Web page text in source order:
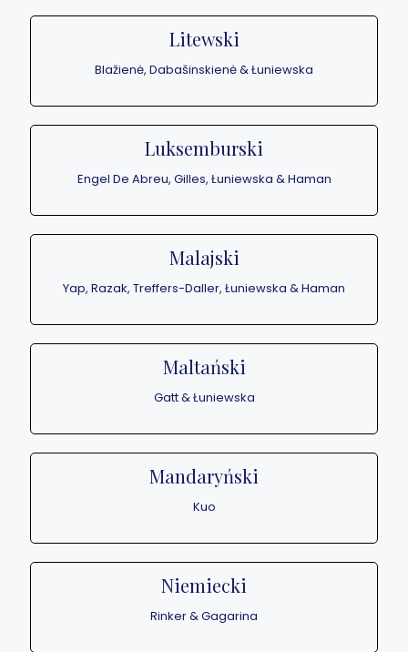
Litewski
Blažienė, Dabašinskienė & Łuniewska
Luksemburski
Engel De Abreu, Gilles, Łuniewska & Haman
Malajski
Yap, Razak, Treffers-Daller, Łuniewska & Haman
Maltański
Gatt & Łuniewska
Mandaryński
Kuo
Niemiecki
Rinker & Gagarina